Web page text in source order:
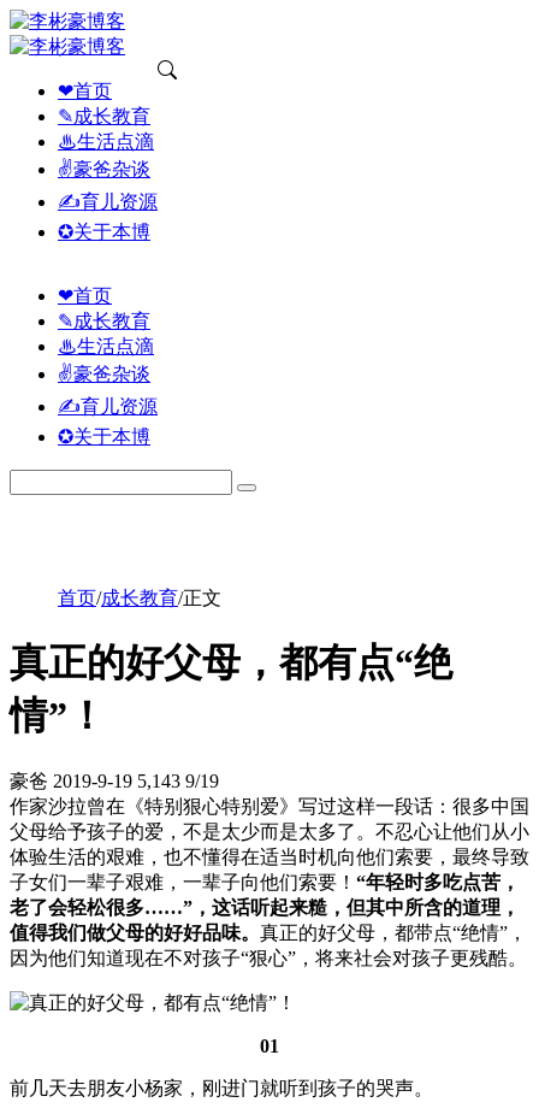
❤首页
✎成长教育
♨生活点滴
✌豪爸杂谈
✍育儿资源
✪关于本博
❤首页
✎成长教育
♨生活点滴
✌豪爸杂谈
✍育儿资源
✪关于本博
首页/成长教育/正文
真正的好父母，都有点“绝
情”！
豪爸 2019-9-19 5,143 9/19
作家沙拉曾在《特别狠心特别爱》写过这样一段话：很多中国
父母给予孩子的爱，不是太少而是太多了。不忍心让他们从小
体验生活的艰难，也不懂得在适当时机向他们索要，最终导致
子女们一辈子艰难，一辈子向他们索要！ “年轻时多吃点苦，
老了会轻松很多……”，这话听起来糙，但其中所含的道理，
值得我们做父母的好好品味。 真正的好父母，都带点“绝情”，
因为他们知道现在不对孩子“狠心”，将来社会对孩子更残酷。
01
前几天去朋友小杨家，刚进门就听到孩子的哭声。